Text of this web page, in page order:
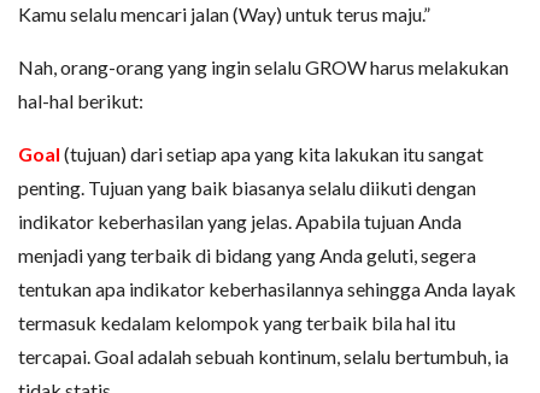
Kamu selalu mencari jalan (Way) untuk terus maju.”
Nah, orang-orang yang ingin selalu GROW harus melakukan
hal-hal berikut:
Goal (tujuan) dari setiap apa yang kita lakukan itu sangat
penting. Tujuan yang baik biasanya selalu diikuti dengan
indikator keberhasilan yang jelas. Apabila tujuan Anda
menjadi yang terbaik di bidang yang Anda geluti, segera
tentukan apa indikator keberhasilannya sehingga Anda layak
termasuk kedalam kelompok yang terbaik bila hal itu
tercapai. Goal adalah sebuah kontinum, selalu bertumbuh, ia